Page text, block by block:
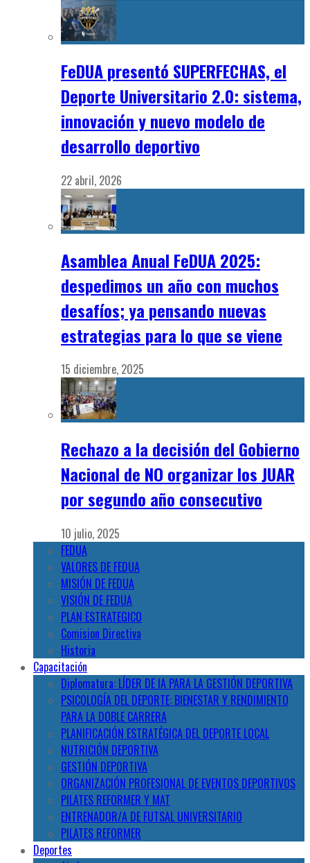
FeDUA presentó SUPERFECHAS, el
Deporte Universitario 2.0: sistema,
innovación y nuevo modelo de
desarrollo deportivo
22 abril, 2026
Asamblea Anual FeDUA 2025:
despedimos un año con muchos
desafíos; ya pensando nuevas
estrategias para lo que se viene
15 diciembre, 2025
Rechazo a la decisión del Gobierno
Nacional de NO organizar los JUAR
por segundo año consecutivo
10 julio, 2025
FEDUA
VALORES DE FEDUA
MISIÓN DE FEDUA
VISIÓN DE FEDUA
PLAN ESTRATEGICO
Comision Directiva
Historia
Capacitación
Diplomatura: LÍDER DE IA PARA LA GESTIÓN DEPORTIVA
PSICOLOGÍA DEL DEPORTE: BIENESTAR Y RENDIMIENTO
PARA LA DOBLE CARRERA
PLANIFICACIÓN ESTRATÉGICA DEL DEPORTE LOCAL
NUTRICIÓN DEPORTIVA
GESTIÓN DEPORTIVA
ORGANIZACIÓN PROFESIONAL DE EVENTOS DEPORTIVOS
PILATES REFORMER Y MAT
ENTRENADOR/A DE FUTSAL UNIVERSITARIO
PILATES REFORMER
Deportes